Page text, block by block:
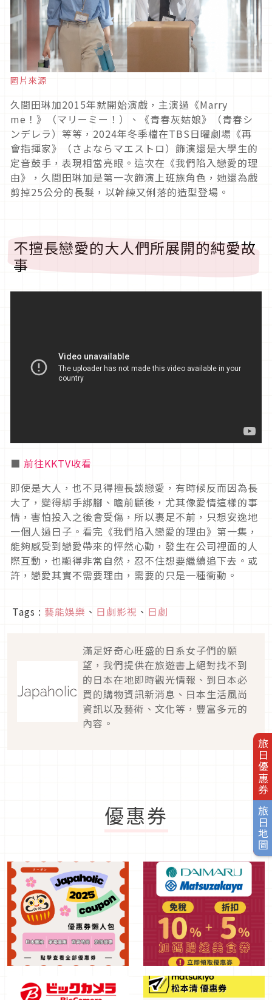
旅日優惠券
旅日地圖
圖片來源
久間田琳加2015年就開始演戲，主演過《Marry
me ！》（マリーミー！）、《青春灰姑娘》（青春シ
ンデレラ）等等， 2024年冬季檔在TBS日曜劇場《再
會指揮家》（さよならマエストロ）飾演還是大學生的
定音鼓手，表現相當亮眼。這次在《我們陷入戀愛的理
由》，久間田琳加是第一次飾演上班族角色，她還為戲
剪掉25公分的長髮，以幹練又俐落的造型登場。
不擅長戀愛的大人們所展開的純愛故
事
■ 前往KKTV收看
即使是大人，也不見得擅長談戀愛，有時候反而因為長
大了，變得綁手綁腳、瞻前顧後，尤其像愛情這樣的事
情，害怕投入之後會受傷，所以裹足不前，只想安逸地
一個人過日子。看完《我們陷入戀愛的理由》第一集，
能夠感受到戀愛帶來的怦然心動，發生在公司裡面的人
際互動，也顯得非常自然，忍不住想要繼續追下去。或
許，戀愛其實不需要理由，需要的只是一種衝動。
Tags : 藝能娛樂 、 日劇影視 、 日劇
滿足好奇心旺盛的日系女子們的願
望，我們提供在旅遊書上絕對找不到
的日本在地即時觀光情報、到日本必
買的購物資訊新消息、日本生活風尚
資訊以及藝術、文化等，豐富多元的
內容。
優惠券